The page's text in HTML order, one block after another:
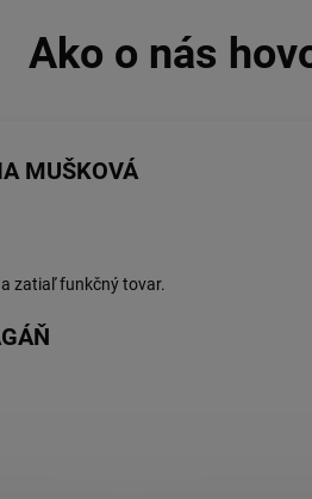
MUŠKOVÁ
zatiaľ funkčný tovar.